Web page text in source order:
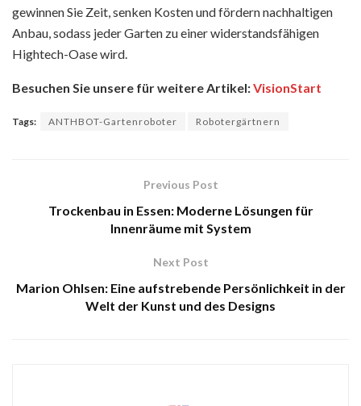
gewinnen Sie Zeit, senken Kosten und fördern nachhaltigen
Anbau, sodass jeder Garten zu einer widerstandsfähigen
Hightech-Oase wird.
Besuchen Sie unsere für weitere Artikel:VisionStart
Tags: ANTHBOT-Gartenroboter Robotergärtnern
Previous Post
Trockenbau in Essen: Moderne Lösungen für
Innenräume mit System
Next Post
Marion Ohlsen: Eine aufstrebende Persönlichkeit in der
Welt der Kunst und des Designs